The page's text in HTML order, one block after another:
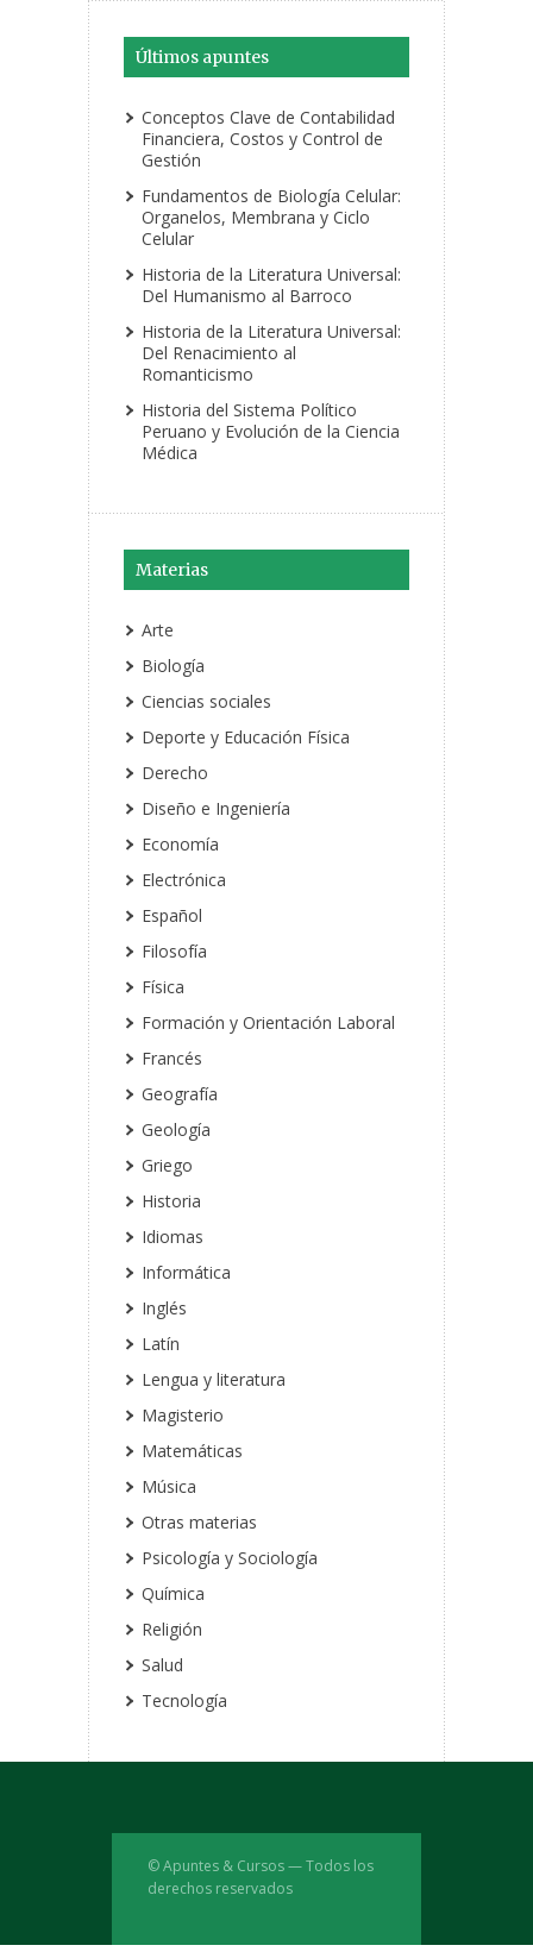
Últimos apuntes
Conceptos Clave de Contabilidad
Financiera, Costos y Control de
Gestión
Fundamentos de Biología Celular:
Organelos, Membrana y Ciclo
Celular
Historia de la Literatura Universal:
Del Humanismo al Barroco
Historia de la Literatura Universal:
Del Renacimiento al
Romanticismo
Historia del Sistema Político
Peruano y Evolución de la Ciencia
Médica
Materias
Arte
Biología
Ciencias sociales
Deporte y Educación Física
Derecho
Diseño e Ingeniería
Economía
Electrónica
Español
Filosofía
Física
Formación y Orientación Laboral
Francés
Geografía
Geología
Griego
Historia
Idiomas
Informática
Inglés
Latín
Lengua y literatura
Magisterio
Matemáticas
Música
Otras materias
Psicología y Sociología
Química
Religión
Salud
Tecnología
© Apuntes & Cursos — Todos los
derechos reservados